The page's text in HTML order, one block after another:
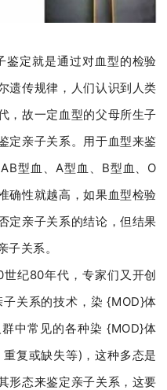
鉴定就是通过对血型的检验
遗传规律，人们认识到人类
，故一定血型的父母所生子
定亲子关系。用于血型来鉴
型血、A型血、B型血、O
确性就越高，如果血型检验
定亲子关系的结论，但结果
关系。
世纪80年代，专家们又开创
关系的技术，染 {MOD}体
中常见的各种染 {MOD}体
复或缺失等)，这种多态是
形态来鉴定亲子关系，这要